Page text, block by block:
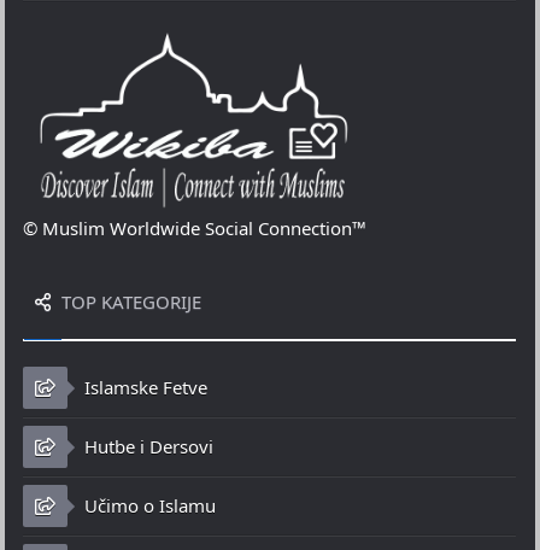
© Muslim Worldwide Social Connection™
TOP KATEGORIJE
Islamske Fetve
Hutbe i Dersovi
Učimo o Islamu